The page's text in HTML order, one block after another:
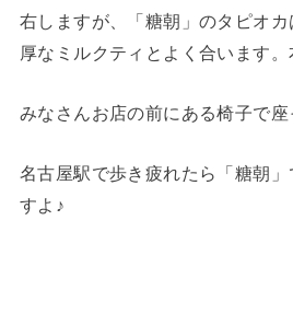
右しますが、「糖朝」のタピオ
厚なミルクティとよく合います
みなさんお店の前にある椅子で座
名古屋駅で歩き疲れたら「糖朝
すよ♪